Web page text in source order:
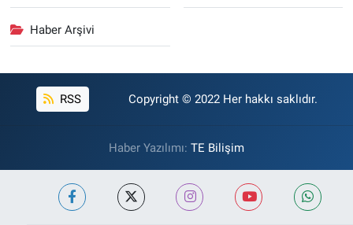
Haber Arşivi
RSS Copyright © 2022 Her hakkı saklıdır.
Haber Yazılımı: TE Bilişim